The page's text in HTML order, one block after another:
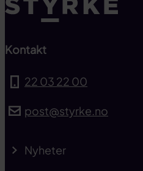
Kontakt
22 03 22 00
post@styrke.no
Nyheter